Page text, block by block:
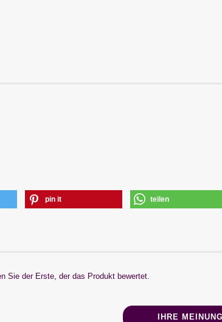
pin it teilen
Sie der Erste, der das Produkt bewertet.
IHRE MEINUNG